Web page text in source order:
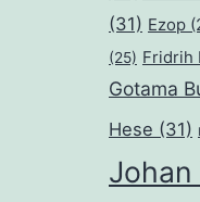
(31) Ezop
(25) Fridrih
Gotama
Hese (31)